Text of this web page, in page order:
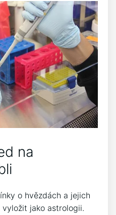
na
o hvězdách a jejich
jako astrologii.